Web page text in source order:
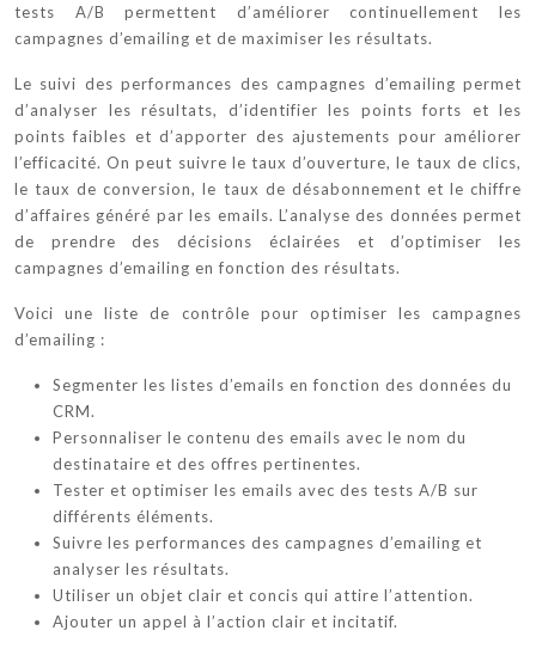
tests A/B permettent d’améliorer continuellement les
campagnes d’emailing et de maximiser les résultats.
Le suivi des performances des campagnes d’emailing permet
d’analyser les résultats, d’identifier les points forts et les
points faibles et d’apporter des ajustements pour améliorer
l’efficacité. On peut suivre le taux d’ouverture, le taux de clics,
le taux de conversion, le taux de désabonnement et le chiffre
d’affaires généré par les emails. L’analyse des données permet
de prendre des décisions éclairées et d’optimiser les
campagnes d’emailing en fonction des résultats.
Voici une liste de contrôle pour optimiser les campagnes
d’emailing :
Segmenter les listes d’emails en fonction des données du
CRM.
Personnaliser le contenu des emails avec le nom du
destinataire et des offres pertinentes.
Tester et optimiser les emails avec des tests A/B sur
différents éléments.
Suivre les performances des campagnes d’emailing et
analyser les résultats.
Utiliser un objet clair et concis qui attire l’attention.
Ajouter un appel à l’action clair et incitatif.